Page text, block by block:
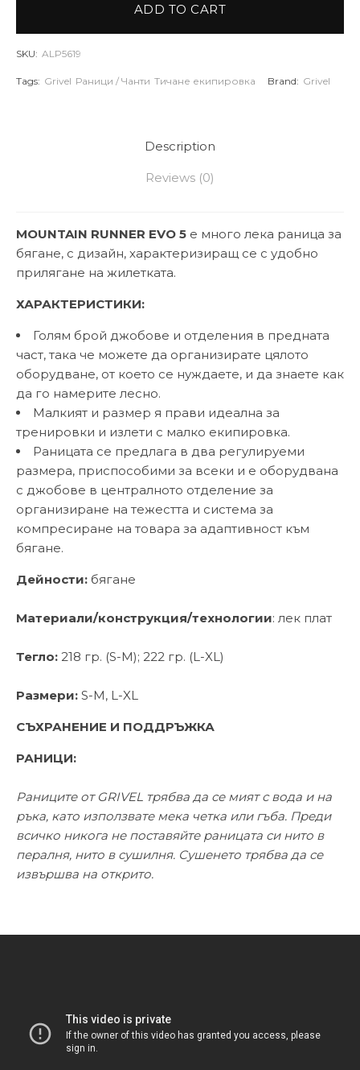
ADD TO CART
SKU: ALP5619
Tags: Grivel Раници / Чанти Тичане екипировка Brand: Grivel
Description
Reviews (0)
MOUNTAIN RUNNER EVO 5 е много лека раница за
бягане, с дизайн, характеризиращ се с удобно
прилягане на жилетката.
ХАРАКТЕРИСТИКИ:
Голям брой джобове и отделения в предната
част, така че можете да организирате цялото
оборудване, от което се нуждаете, и да знаете как
да го намерите лесно.
Малкият и размер я прави идеална за
тренировки и излети с малко екипировка.
Раницата се предлага в два регулируеми
размера, приспособими за всеки и е оборудвана
с джобове в централното отделение за
организиране на тежестта и система за
компресиране на товара за адаптивност към
бягане.
Дейности: бягане
Материали/конструкция/технологии: лек плат
Тегло: 218 гр. (S-M); 222 гр. (L-XL)
Размери: S-M, L-XL
СЪХРАНЕНИЕ И ПОДДРЪЖКА
РАНИЦИ:
Раниците от GRIVEL трябва да се мият с вода и на
ръка, като използвате мека четка или гъба. Преди
всичко никога не поставяйте раницата си нито в
пералня, нито в сушилня. Сушенето трябва да се
извършва на открито.